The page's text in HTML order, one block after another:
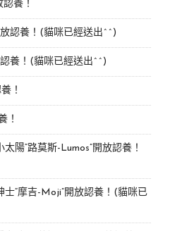
養！
認養！(貓咪已經送出^^)
養！(貓咪已經送出^^)
！
！
陽“路莫斯-Lumos”開放認養！
“摩吉-Moji”開放認養！(貓咪已